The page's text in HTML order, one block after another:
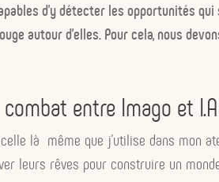
d’y détecter les opportunités
autour d’elles. Pour cela, nous
entre Imago et I.A
là même que j’utilise dans mon
leurs rêves pour construire un